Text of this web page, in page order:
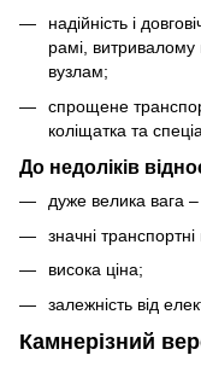
надійність і
рамі, витривалому
вузлам;
спрощене
коліщатка та
До недоліків
дуже велика вага –
значні
висока ціна;
залежність від
Камнерізний